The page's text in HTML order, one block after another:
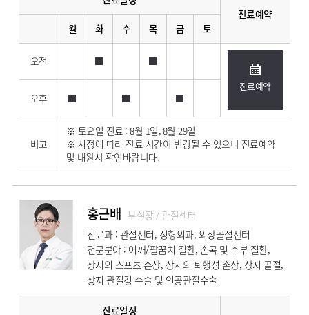
진료예약
월
화 수 목 금 토
오전
진료예약
오후
비고
※ 토요일 진료 : 8월 1일, 8월 29일
※ 사정에 따라 진료 시간이 변경될 수 있으니 진료예약
및 내원시 확인바랍니다.
홍근배 부실장 / 관절센터
진료과 : 관절센터, 정형외과, 외상골절센터
전문분야 : 어깨/팔꿈치 질환, 손목 및 수부 질환,
상지의 스포츠 손상, 상지의 퇴행성 손상, 상지 골절,
상지 관절경 수술 및 인공관절수술
진료일정